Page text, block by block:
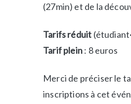
w
v
t
é
d
p
(27min) et de la
Tarifs réduit
Tarif plein: 8 euros
Merci de préciser le
inscriptions à cet